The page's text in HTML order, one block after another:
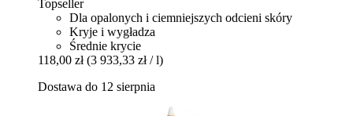
Topseller
Dla opalonych i ciemniejszych odcieni skóry
Kryje i wygładza
Średnie krycie
118,00 zł (3 933,33 zł / l)
Dostawa do 12 sierpnia